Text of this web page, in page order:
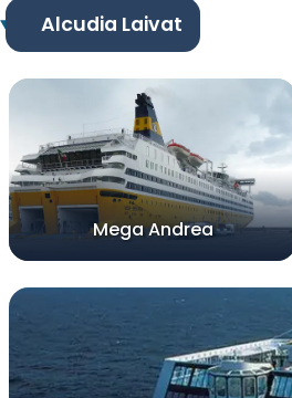
Alcudia Laivat
Mega Andrea